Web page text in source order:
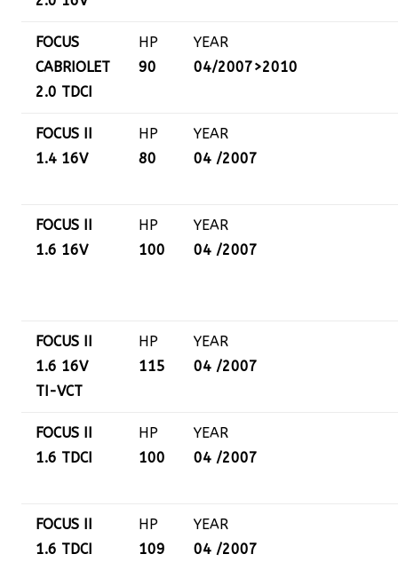
FOCUS
CABRIOLET
2.0 TDCI
HP
90
YEAR
04/2007>2010
FOCUS II
1.4 16V
HP
80
YEAR
04 /2007
FOCUS II
1.6 16V
HP
100
YEAR
04 /2007
FOCUS II
1.6 16V
TI-VCT
HP
115
YEAR
04 /2007
FOCUS II
1.6 TDCI
HP
100
YEAR
04 /2007
FOCUS II
1.6 TDCI
HP
109
YEAR
04 /2007